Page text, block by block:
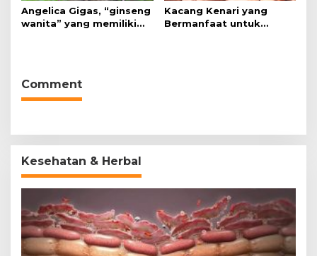
Angelica Gigas, “ginseng
wanita” yang memiliki
Kacang Kenari yang
Bermanfaat untuk
Comment
Kesehatan & Herbal